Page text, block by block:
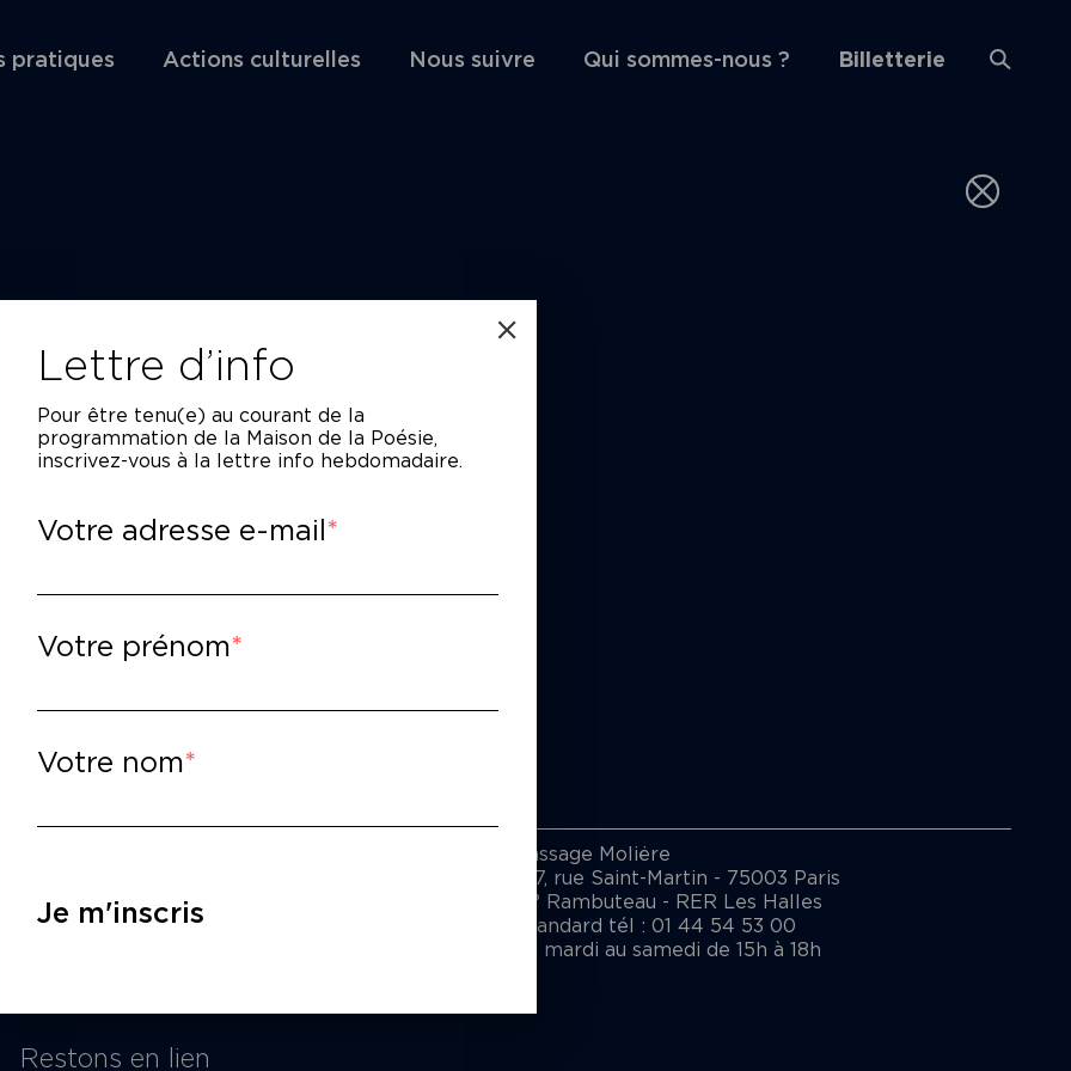
pratiques Actions culturelles Nous suivre Qui sommes-nous ? Billetterie
- Scène littéraire
Informations techniques
Passage Moliėre
157, rue Saint-Martin - 75003 Paris
M° Rambuteau - RER Les Halles
Standard tél : 01 44 54 53 00
du mardi au samedi de 15h à 18h
Restons en lien
Lettre d’info
Pour être tenu(e) au courant de la
programmation de la Maison de la Poésie,
inscrivez-vous à la lettre info hebdomadaire.
Votre adresse e-mail
Votre prénom
Votre nom
Je m'inscris